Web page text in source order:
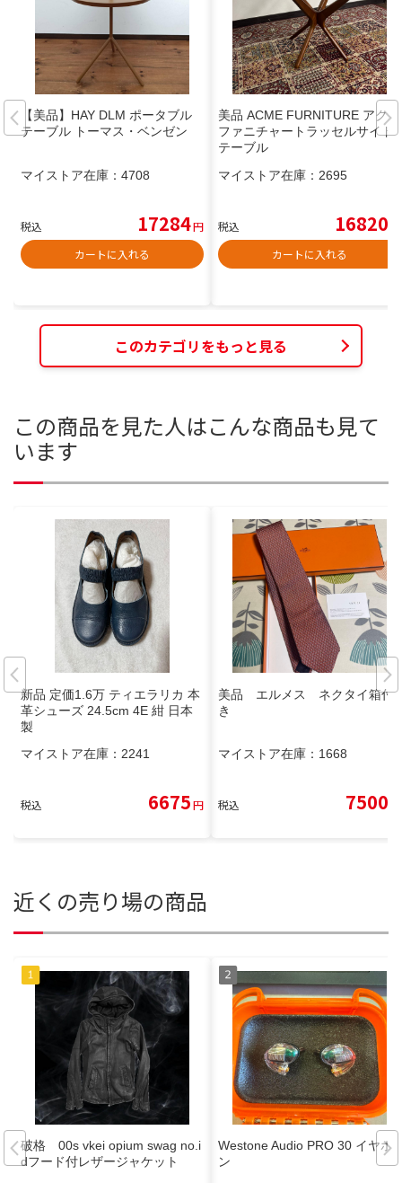
【美品】HAY DLM ポータブル
テーブル トーマス・ベンゼン
マイストア在庫： 4708
税込 17284円
カートに入れる
美品 ACME FURNITURE アクメ
ファニチャートラッセルサイド
テーブル
マイストア在庫： 2695
税込 16820
カートに入れる
このカテゴリをもっと見る
この商品を見た人はこんな商品も見て
います
新品 定価1.6万 ティエラリカ 本
革シューズ 24.5cm 4E 紺 日本
製
マイストア在庫： 2241
税込 6675円
美品 エルメス ネクタイ箱付
き
マイストア在庫： 1668
税込 7500
近くの売り場の商品
破格 00s vkei opium swag no.i
dフード付レザージャケット
Westone Audio PRO 30 イヤホ
ン